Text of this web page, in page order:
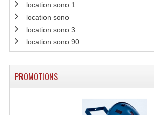
Angles Structure Triodéco
location sono 1
location sono
location sono 3
location sono 90
PROMOTIONS